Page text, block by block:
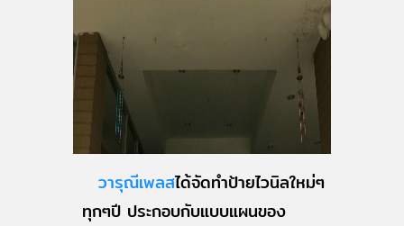
วารุณีเพลสได้จัดทำป้ายไวนิลใหม่ๆ
ทุกๆปี ประกอบกับแบบแผนของ